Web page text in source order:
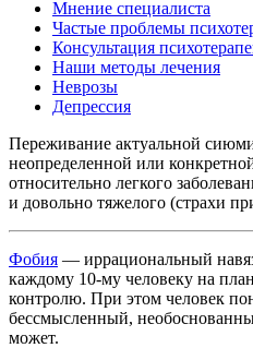
Мнение специалиста
Частые проблемы
Консультация
Наши методы лечения
Неврозы
Депрессия
Переживание актуальной
неопределенной или
относительно легкого
и довольно тяжелого (страхи
Фобия — иррациональный
каждому 10-му человеку на
контролю. При этом человек
бессмысленный,
может.